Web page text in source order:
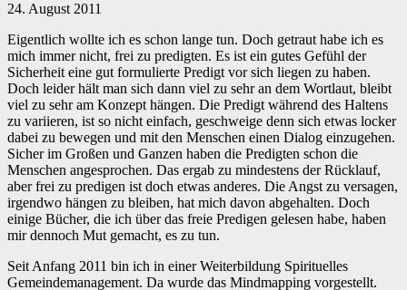
24. August 2011
Eigentlich wollte ich es schon lange tun. Doch getraut habe ich es
mich immer nicht, frei zu predigten. Es ist ein gutes Gefühl der
Sicherheit eine gut formulierte Predigt vor sich liegen zu haben.
Doch leider hält man sich dann viel zu sehr an dem Wortlaut, bleibt
viel zu sehr am Konzept hängen. Die Predigt während des Haltens
zu variieren, ist so nicht einfach, geschweige denn sich etwas locker
dabei zu bewegen und mit den Menschen einen Dialog einzugehen.
Sicher im Großen und Ganzen haben die Predigten schon die
Menschen angesprochen. Das ergab zu mindestens der Rücklauf,
aber frei zu predigen ist doch etwas anderes. Die Angst zu versagen,
irgendwo hängen zu bleiben, hat mich davon abgehalten. Doch
einige Bücher, die ich über das freie Predigen gelesen habe, haben
mir dennoch Mut gemacht, es zu tun.
Seit Anfang 2011 bin ich in einer Weiterbildung Spirituelles
Gemeindemanagement. Da wurde das Mindmapping vorgestellt.